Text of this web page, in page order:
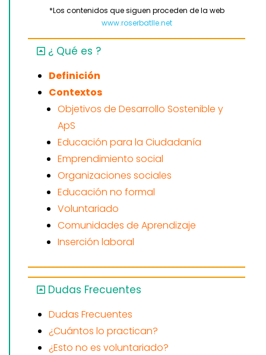
*Los contenidos que siguen proceden de la web
www.roserbatlle.net
¿ Qué es ?
Definición
Contextos
Objetivos de Desarrollo Sostenible y
ApS
Educación para la Ciudadanía
Emprendimiento social
Organizaciones sociales
Educación no formal
Voluntariado
Comunidades de Aprendizaje
Inserción laboral
Dudas Frecuentes
Dudas Frecuentes
¿Cuántos lo practican?
¿Esto no es voluntariado?